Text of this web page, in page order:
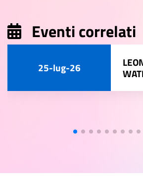
Eventi correlati
25-lug-26